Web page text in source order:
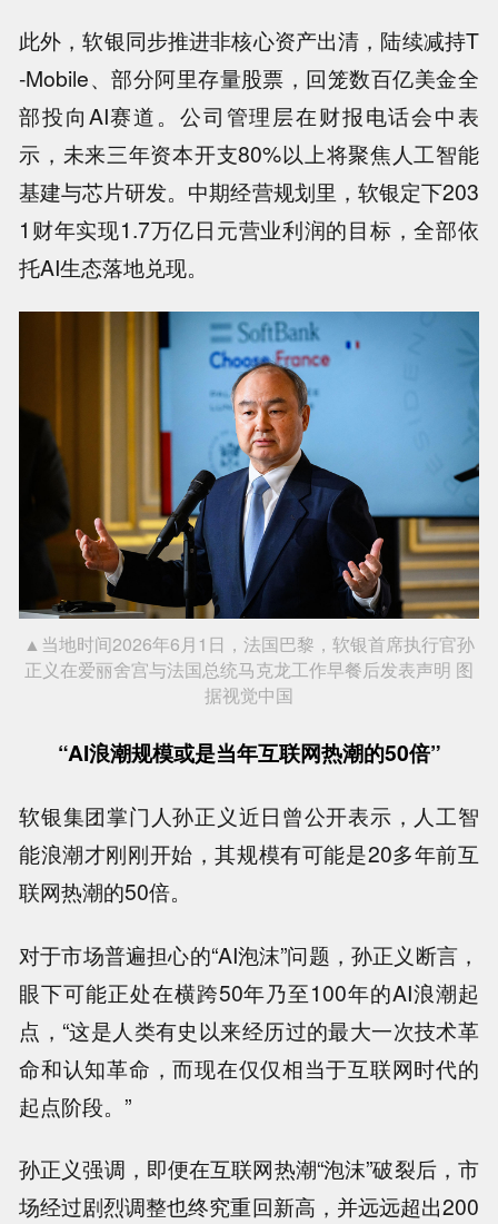
此外，软银同步推进非核心资产出清，陆续减持T
-Mobile、部分阿里存量股票，回笼数百亿美金全
部投向AI赛道。公司管理层在财报电话会中表
示，未来三年资本开支80%以上将聚焦人工智能
基建与芯片研发。中期经营规划里，软银定下203
1财年实现1.7万亿日元营业利润的目标，全部依
托AI生态落地兑现。
▲当地时间2026年6月1日，法国巴黎，软银首席执行官孙
正义在爱丽舍宫与法国总统马克龙工作早餐后发表声明 图
据视觉中国
“AI浪潮规模或是当年互联网热潮的50倍”
软银集团掌门人孙正义近日曾公开表示，人工智
能浪潮才刚刚开始，其规模有可能是20多年前互
联网热潮的50倍。
对于市场普遍担心的“AI泡沫”问题，孙正义断言，
眼下可能正处在横跨50年乃至100年的AI浪潮起
点，“这是人类有史以来经历过的最大一次技术革
命和认知革命，而现在仅仅相当于互联网时代的
起点阶段。”
孙正义强调，即便在互联网热潮“泡沫”破裂后，市
场经过剧烈调整也终究重回新高，并远远超出200